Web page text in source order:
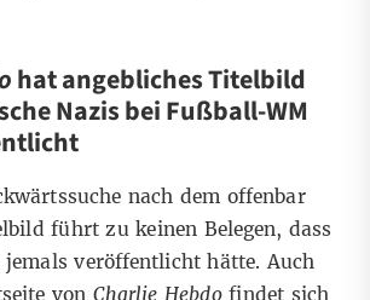
hat angebliches Titelbild
Nazis bei Fußball-WM
nach dem offenbar
führt zu keinen Belegen, dass
jemals veröffentlicht hätte. Auch
von Charlie Hebdofindet sich